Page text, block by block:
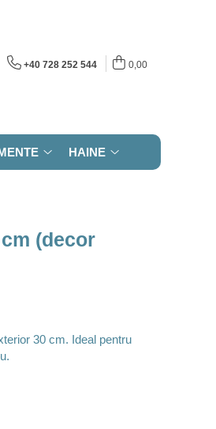
+40 728 252 544 0,00
HAINE
(decor
30 cm. Ideal pentru